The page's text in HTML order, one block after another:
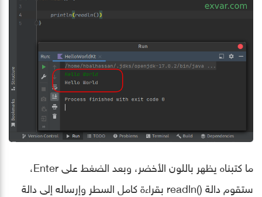
ما كتبناه يظهر باللون الأخضر، وبعد الضغط على Enter،
ستقوم دالة ()readln بقراءة كامل السطر وإرساله إلى دالة